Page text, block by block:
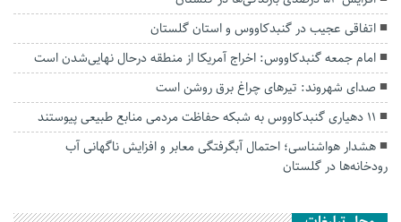
اتفاقی عجیب در‌ گنبدکاووس و استان گلستان
امام جمعه گنبدکاووس: اخراج آمریکا از منطقه درحال نهایی‌شدن است
صدای شهروند: تیرهای چراغ برق روشن است
۱۱ دهیاری گنبدکاووس به شبکه حفاظت مردمی منابع طبیعی پیوستند
هشدار هواشناسی؛ احتمال آبگرفتگی معابر و افزایش ناگهانی آب
رودخانه‌ها در گلستان